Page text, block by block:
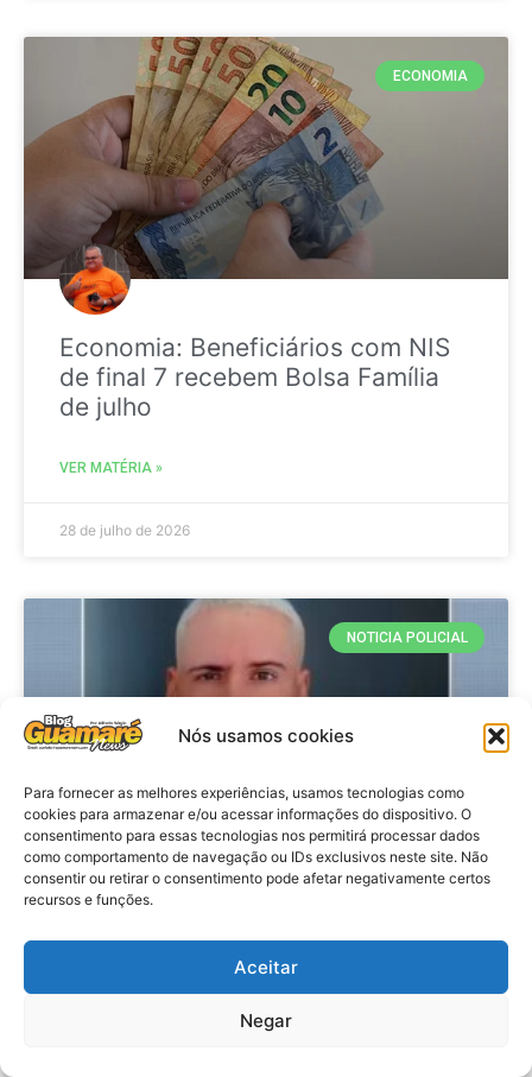
Nós usamos cookies
Para fornecer as melhores experiências, usamos tecnologias como
cookies para armazenar e/ou acessar informações do dispositivo. O
consentimento para essas tecnologias nos permitirá processar dados
como comportamento de navegação ou IDs exclusivos neste site. Não
consentir ou retirar o consentimento pode afetar negativamente certos
recursos e funções.
Aceitar
Negar
ECONOMIA
Economia: Beneficiários com NIS
de final 7 recebem Bolsa Família
de julho
VER MATÉRIA »
28 de julho de 2026
NOTICIA POLICIAL
Policia: Suspeito de matar homem
em hotel de João Pessoa se
apresenta à polícia em Caicó